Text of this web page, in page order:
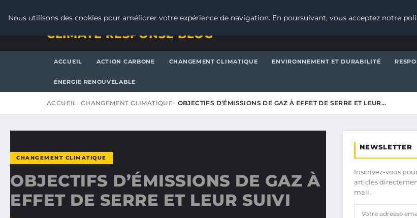
CLIMATE RESPONSE BLOG
ACCUEIL ACTION CARBONE CHANGEMENT CLIMATIQUE ENVIRONNEMENT ET DURABILITÉ
ÉNERGIE RENOUVELABLE
ACCUEIL CHANGEMENT CLIMATIQUE OBJECTIFS D’ÉMISSIONS DE GAZ À EFFET DE SERRE ET LEUR…
CHANGEMENT CLIMATIQUE
OBJECTIFS D’ÉMISSIONS DE GAZ À
EFFET DE SERRE ET LEUR SUIVI
NEWSLETTER
Inscrivez-vous
articles
mail.
Nous utilisons des cookies pour améliorer votre expérience de navigation. En poursuivant, vous acceptez notre